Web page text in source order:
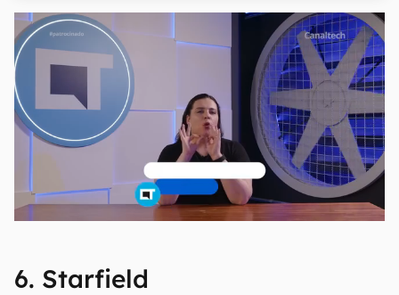
6. Starfield